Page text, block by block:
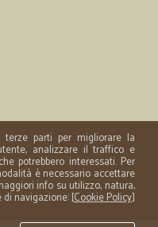
parti per migliorare la
analizzare il traffico e
potrebbero interessati. Per
è necessario accettare
info su utilizzo, natura,
navigazione: [Cookie Policy]